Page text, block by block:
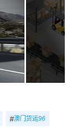
#澳门货运96